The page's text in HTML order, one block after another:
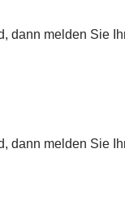
dann melden Sie
dann melden Sie